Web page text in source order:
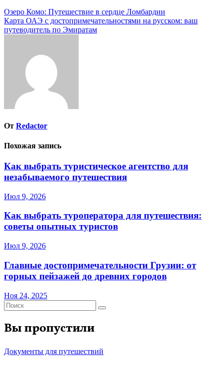
Навигация
по
Озеро Комо: Путешествие в сердце Ломбардии
Карта ОАЭ с достопримечательностями на русском: ваш
путеводитель по Эмиратам
От Redactor
Похожая запись
Как выбрать туристическое агентство для
незабываемого путешествия
Июл 9, 2026
Как выбрать туроператора для путешествия:
советы опытных туристов
Июл 9, 2026
Главные достопримечательности Грузии: от
горных пейзажей до древних городов
Ноя 24, 2025
Вы пропустили
Документы для путешествий